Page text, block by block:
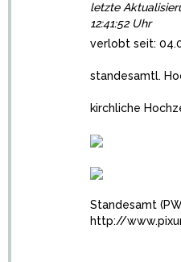
letzte
12:41:52 Uhr
verlobt seit:
standesamtl.
kirchliche
Standesamt
http://